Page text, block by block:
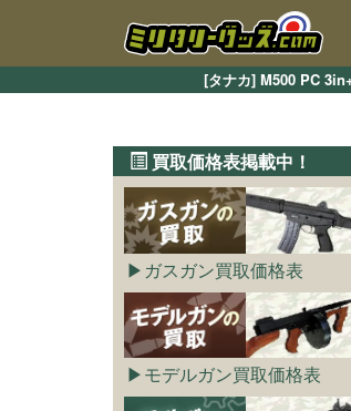
[タナカ] M500 PC
買取価格表掲載中！
ガスガン買取価格表
モデルガン買取価格表